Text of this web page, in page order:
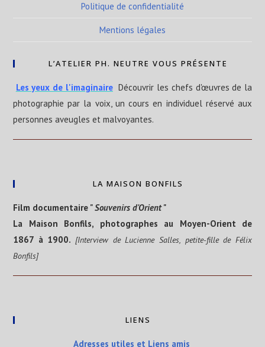
Politique de confidentialité
Mentions légales
L’ATELIER PH. NEUTRE VOUS PRÉSENTE
Les yeux de l'imaginaire Découvrir les chefs d'œuvres de la
photographie par la voix, un cours en individuel réservé aux
personnes aveugles et malvoyantes.
LA MAISON BONFILS
Film documentaire "Souvenirs d'Orient"
La Maison Bonfils, photographes au Moyen-Orient de
1867 à 1900. [Interview de Lucienne Salles, petite-fille de Félix
Bonfils]
LIENS
Adresses utiles et Liens amis